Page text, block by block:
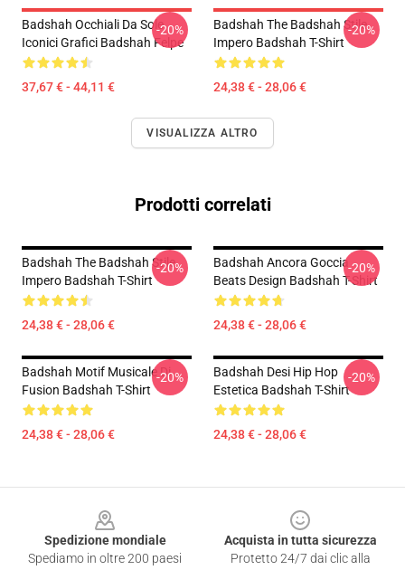
Badshah Occhiali Da Sole
Iconici Grafici Badshah Felpe
37,67 € - 44,11 €
-20%
Badshah The Badshah Stile
Impero Badshah T-Shirt
24,38 € - 28,06 €
-20%
VISUALIZZA ALTRO
Prodotti correlati
Badshah The Badshah Stile
Impero Badshah T-Shirt
24,38 € - 28,06 €
-20%
Badshah Ancora Goccia
Beats Design Badshah T-Shirt
24,38 € - 28,06 €
-20%
Badshah Motif Musicale Di
Fusion Badshah T-Shirt
24,38 € - 28,06 €
-20%
Badshah Desi Hip Hop
Estetica Badshah T-Shirt
24,38 € - 28,06 €
-20%
Spedizione mondiale
Spediamo in oltre 200 paesi
Acquista in tutta sicurezza
Protetto 24/7 dai clic alla